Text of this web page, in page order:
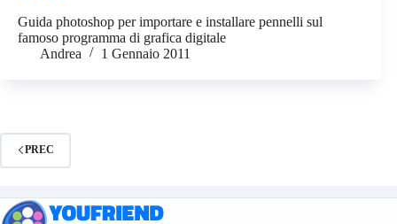
Guida photoshop per importare e installare pennelli sul
famoso programma di grafica digitale
Andrea
1 Gennaio 2011
PREC